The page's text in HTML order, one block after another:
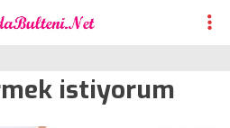
istiyorum